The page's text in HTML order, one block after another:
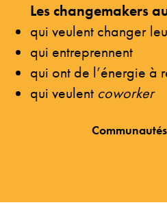
Les changemakers
qui veulent changer
qui entreprennent
qui ont de l’énergie à
qui veulent coworker